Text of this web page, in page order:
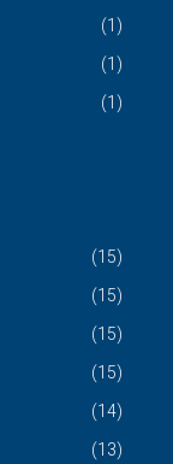
(1)
(1)
(1)
(15)
(15)
(15)
(15)
(14)
(13)